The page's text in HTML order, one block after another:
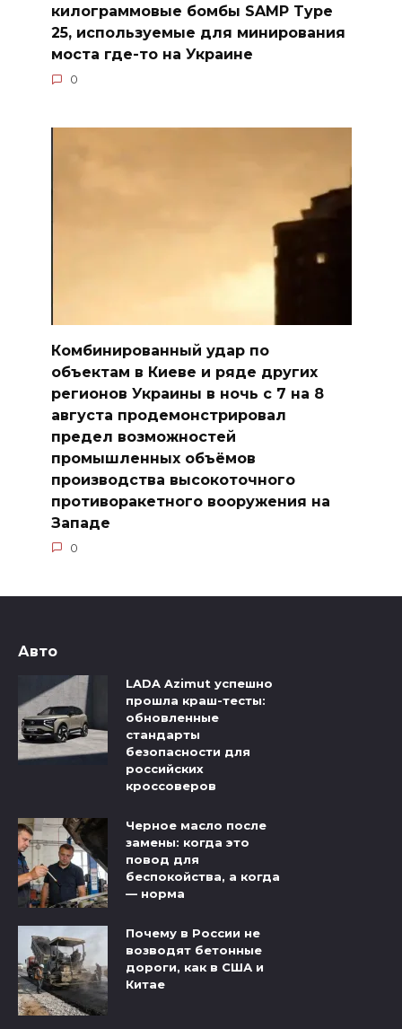
килограммовые бомбы SAMP Type
25, используемые для минирования
моста где-то на Украине
0
Комбинированный удар по
объектам в Киеве и ряде других
регионов Украины в ночь с 7 на 8
августа продемонстрировал
предел возможностей
промышленных объёмов
производства высокоточного
противоракетного вооружения на
Западе
0
Авто
LADA Azimut успешно
прошла краш-тесты:
обновленные
стандарты
безопасности для
российских
кроссоверов
Черное масло после
замены: когда это
повод для
беспокойства, а когда
— норма
Почему в России не
возводят бетонные
дороги, как в США и
Китае